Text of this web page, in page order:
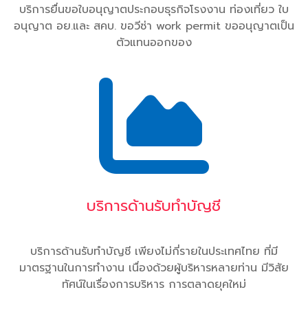
บริการยื่นขอใบอนุญาตประกอบธุรกิจโรงงาน ท่องเที่ยว ใบ
อนุญาต อย.และ สคบ. ขอวีซ่า work permit ขออนุญาตเป็น
ตัวแทนออกของ
บริการด้านรับทำบัญชี
บริการด้านรับทำบัญชี เพียงไม่กี่รายในประเทศไทย ที่มี
มาตรฐานในการทำงาน เนื่องด้วยผู้บริหารหลายท่าน มีวิสัย
ทัศน์ในเรื่องการบริหาร การตลาดยุคใหม่